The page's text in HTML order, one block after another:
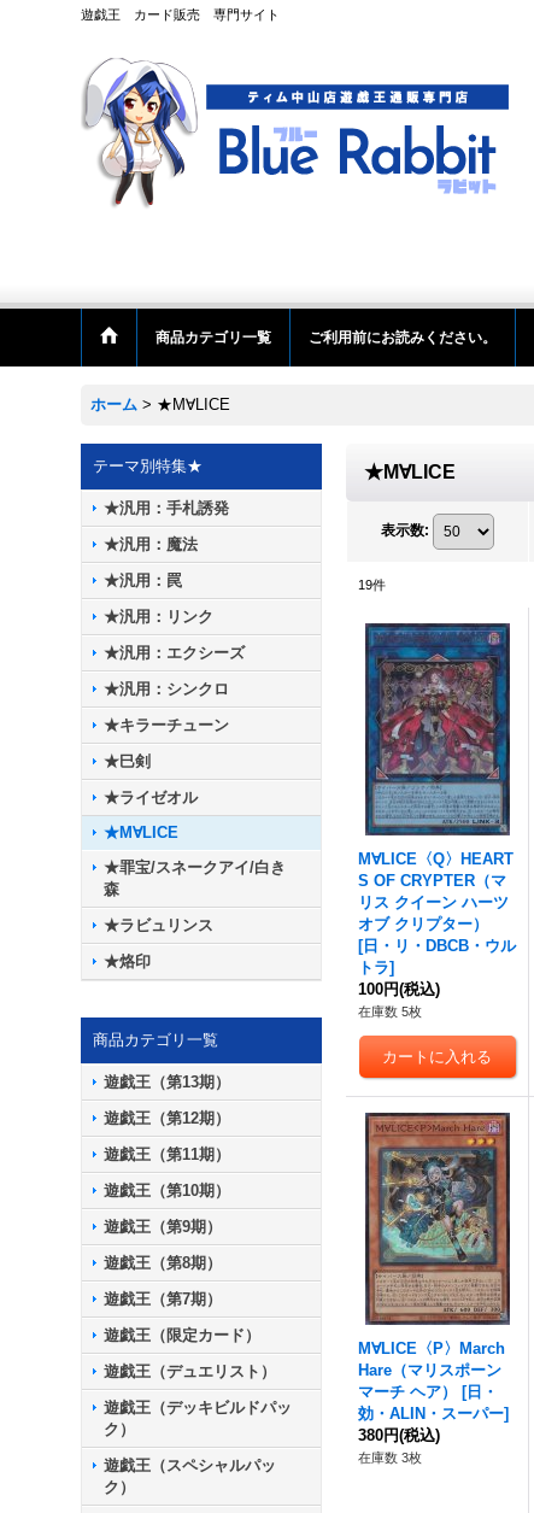
遊戯王 カード販売 専門サイト
商品カテゴリ一覧 ご利用前にお読みください。
ホーム > ★M∀LICE
テーマ別特集★
★汎用：手札誘発
★汎用：魔法
★汎用：罠
★汎用：リンク
★汎用：エクシーズ
★汎用：シンクロ
★キラーチューン
★巳剣
★ライゼオル
★M∀LICE
★罪宝/スネークアイ/白き
森
★ラビュリンス
★烙印
商品カテゴリ一覧
遊戯王（第13期）
遊戯王（第12期）
遊戯王（第11期）
遊戯王（第10期）
遊戯王（第9期）
遊戯王（第8期）
遊戯王（第7期）
遊戯王（限定カード）
遊戯王（デュエリスト）
遊戯王（デッキビルドパッ
ク）
遊戯王（スペシャルパッ
ク）
★M∀LICE
表示数:
19件
M∀LICE〈Q〉HEART
S OF CRYPTER（マ
リス クイーン ハーツ
オブ クリプター）
[日・リ・DBCB・ウル
トラ]
100円(税込)
在庫数 5枚
M∀LICE〈P〉March
Hare（マリスポーン
マーチ ヘア）
[日・
効・ALIN・スーパー]
380円(税込)
在庫数 3枚